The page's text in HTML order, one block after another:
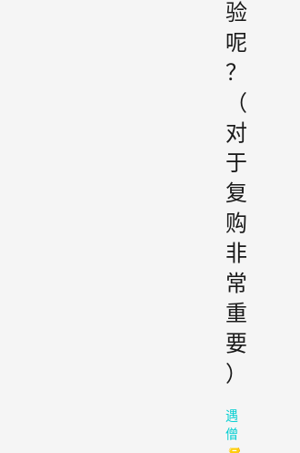
验
呢
？
（
对
于
复
购
非
常
重
要
）
遇
僧